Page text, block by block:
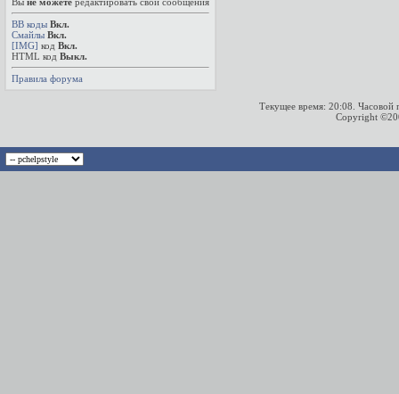
BB коды Вкл.
Смайлы Вкл.
[IMG] код Вкл.
HTML код Выкл.
Правила форума
Текущее время: 20:08 .
Copyright